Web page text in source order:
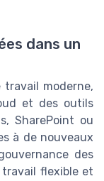
dans un
moderne,
et des outils
SharePoint ou
à de nouveaux
des
travail flexible et